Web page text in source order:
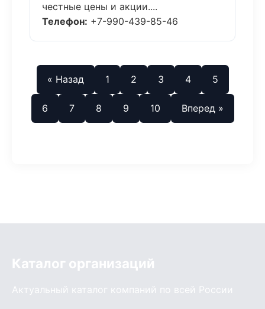
честные цены и акции....
Телефон: +7-990-439-85-46
« Назад 1 2 3 4 5
6 7 8 9 10 Вперед »
Каталог организаций
Актуальный каталог компаний по всей России